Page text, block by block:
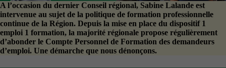
A l’occasion du dernier Conseil régional, Sabine Lalande est
intervenue au sujet de la politique de formation professionnelle
continue de la Région. Depuis la mise en place du dispositif 1
emploi 1 formation, la majorité régionale propose régulièrement
d’abonder le Compte Personnel de Formation des demandeurs
d’emploi. Une démarche que nous dénonçons.